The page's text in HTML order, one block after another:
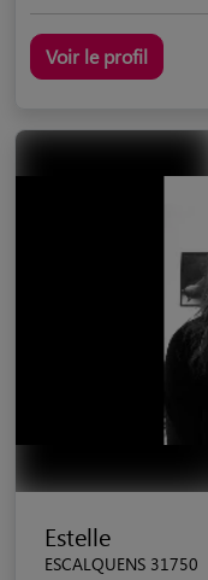
Voir le profil
Estelle
ESCALQUENS 31750